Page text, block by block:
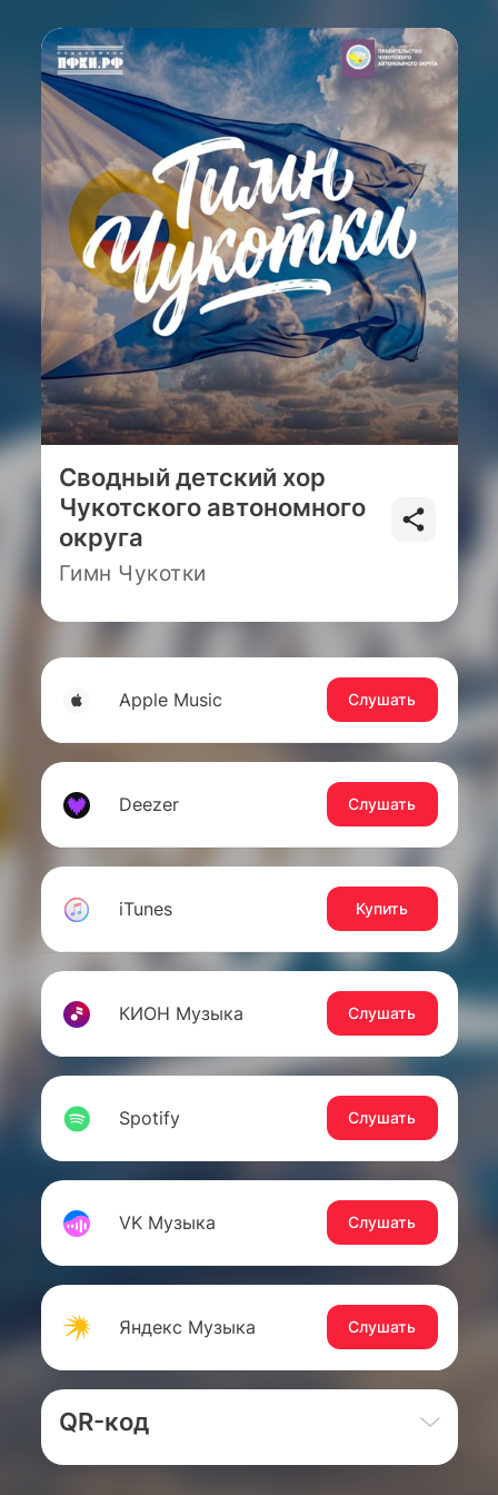
Сводный детский хор
Чукотского автономного
округа
Гимн Чукотки
Apple Music Слушать
Deezer Слушать
iTunes Купить
КИОН Музыка Слушать
Spotify Слушать
VK Музыка Слушать
Яндекс Музыка Слушать
QR-код